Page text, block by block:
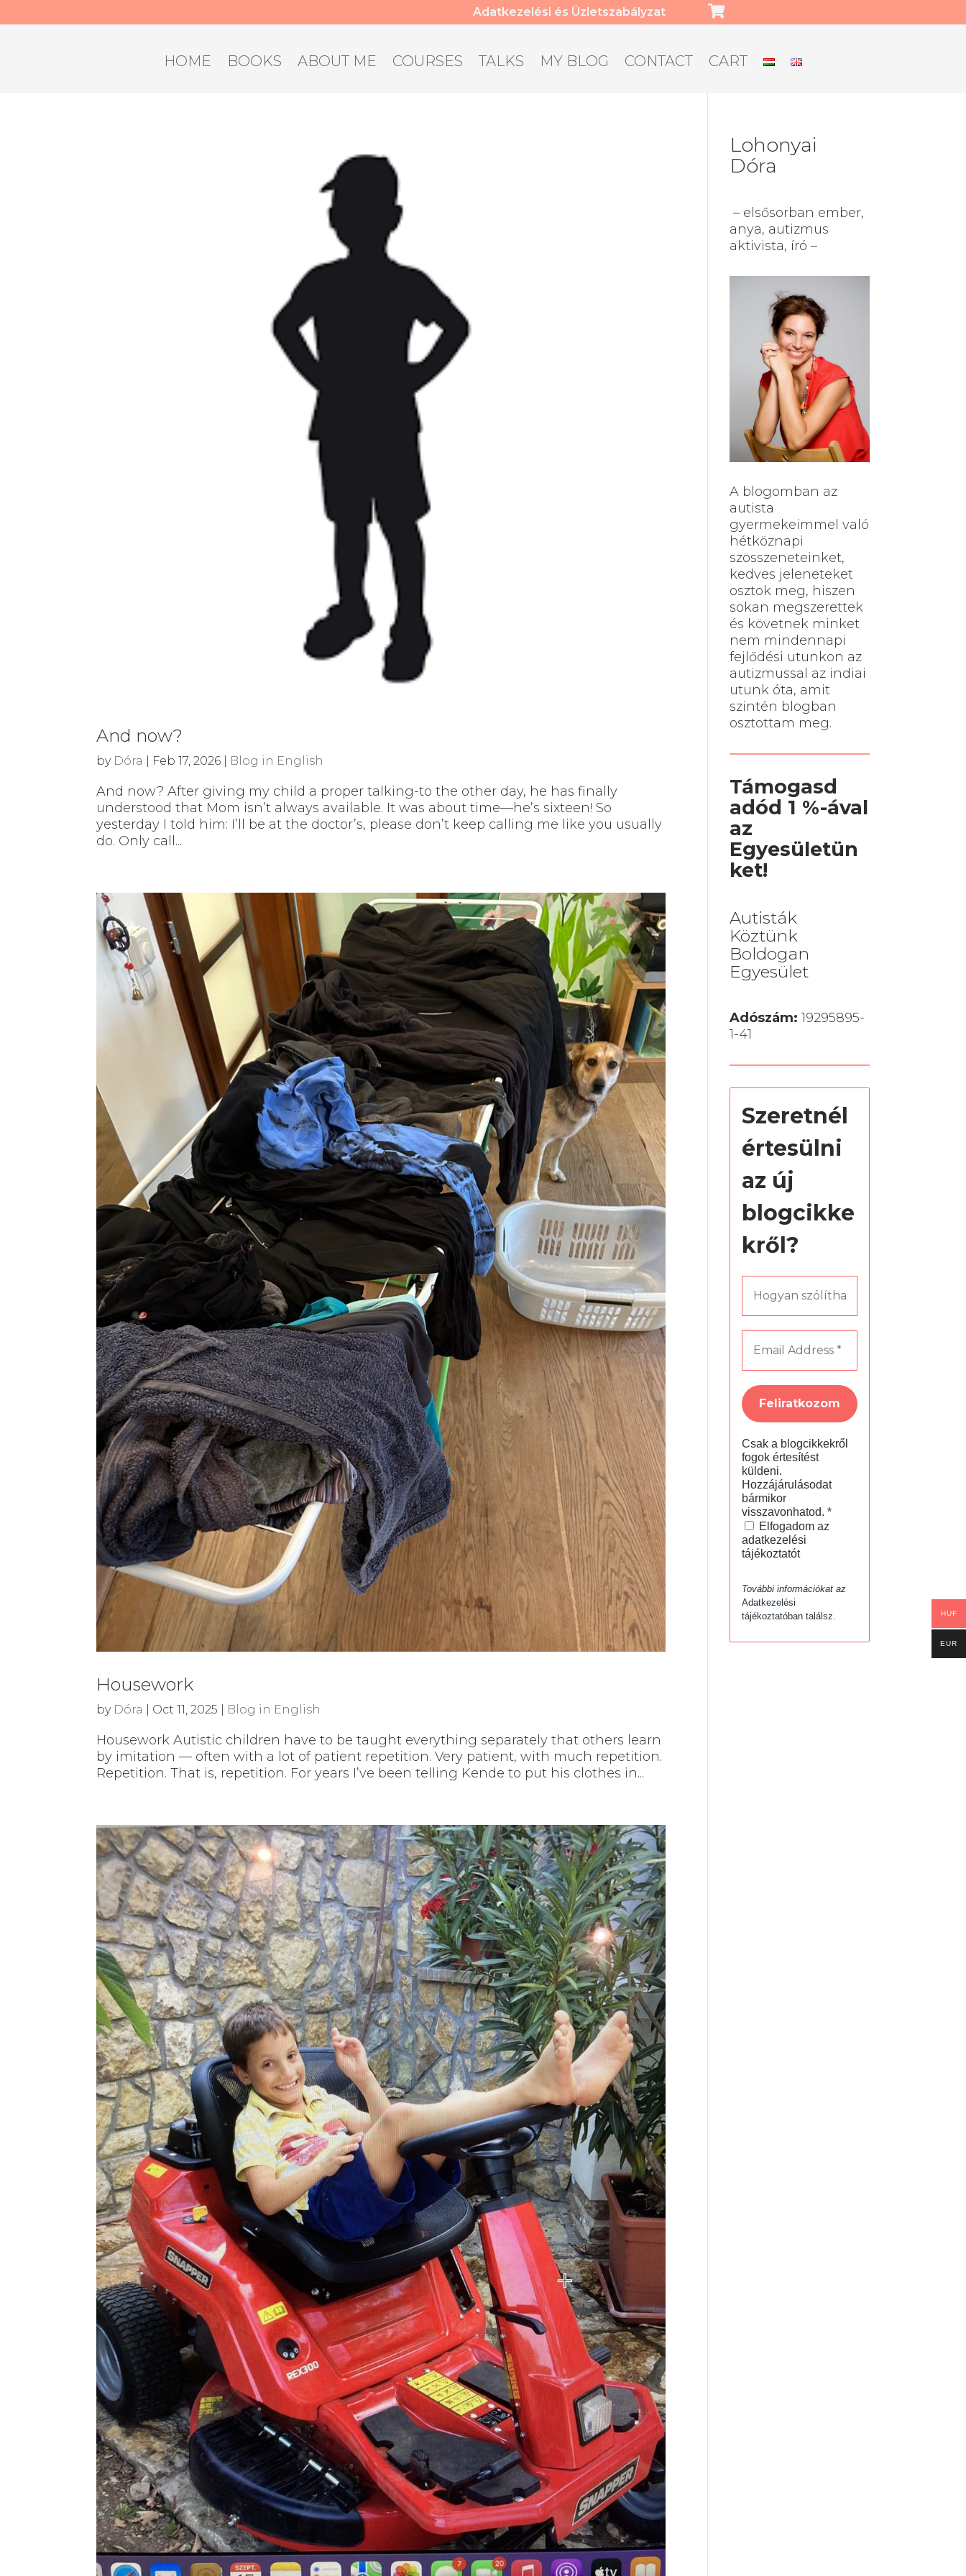
Adatkezelési és Üzletszabályzat 
HOME BOOKS ABOUT ME COURSES TALKS MY BLOG CONTACT CART
And now?
by Dóra Feb 17, 2026 Blog in English
And now? After giving my child a proper talking-to the other day, he has finally
understood that Mom isn’t always available. It was about time—he’s sixteen! So
yesterday I told him: I’ll be at the doctor’s, please don’t keep calling me like you usually
do. Only call...
Housework
by Dóra Oct 11, 2025 Blog in English
Housework Autistic children have to be taught everything separately that others learn
by imitation — often with a lot of patient repetition. Very patient, with much repetition.
Repetition. That is, repetition. For years I’ve been telling Kende to put his clothes in...
Lohonyai
Dóra
– elsősorban ember,
anya, autizmus
aktivista, író –
A blogomban az
autista
gyermekeimmel való
hétköznapi
szösszeneteinket,
kedves jeleneteket
osztok meg, hiszen
sokan megszerettek
és követnek minket
nem mindennapi
fejlődési utunkon az
autizmussal az indiai
utunk óta, amit
szintén blogban
osztottam meg.
Támogasd
adód 1 %-ával
az
Egyesületün
ket!
Autisták
Köztünk
Boldogan
Egyesület
Adószám: 19295895-
1-41
Szeretnél
értesülni
az új
blogcikke
kről?
Csak a blogcikkekről
fogok értesítést
küldeni.
Hozzájárulásodat
bármikor
visszavonhatod.*
Elfogadom az
adatkezelési
tájékoztatót
További információkat az
Adatkezelési
tájékoztatóban találsz. HUF
EUR